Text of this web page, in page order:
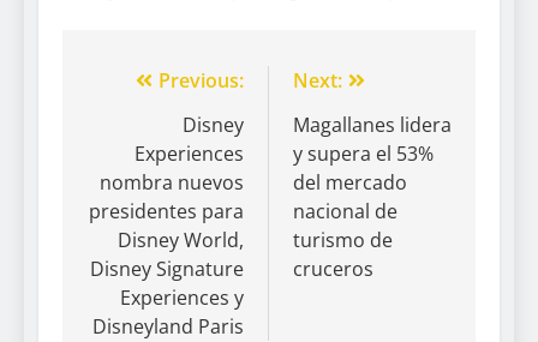
Previous:
Disney
Experiences
nombra nuevos
presidentes para
Disney World,
Disney Signature
Experiences y
Disneyland Paris
Next:
Magallanes lidera
y supera el 53%
del mercado
nacional de
turismo de
cruceros